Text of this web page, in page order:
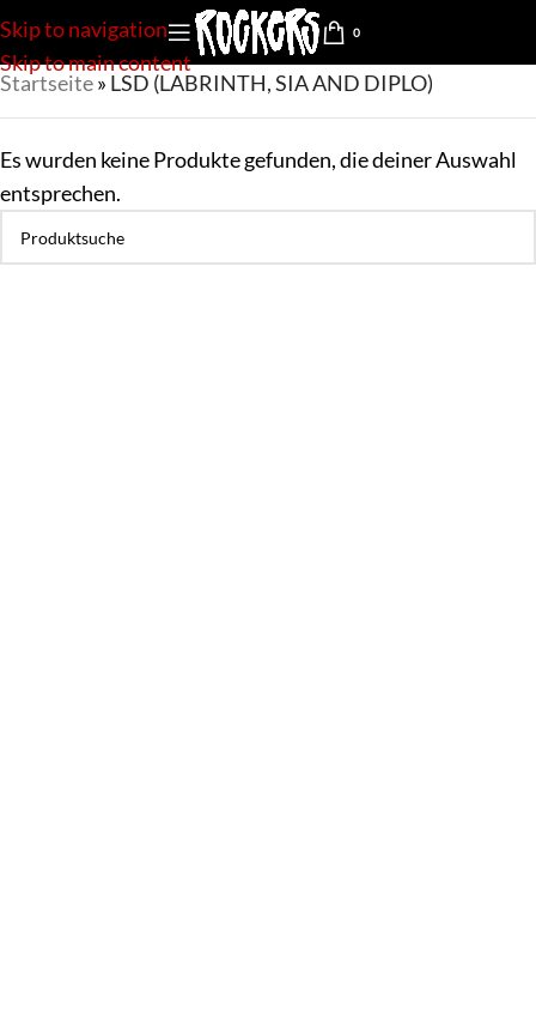
Skip to navigation
Skip to main content
0
Startseite» LSD (LABRINTH, SIA AND DIPLO)
Es wurden keine Produkte gefunden, die deiner Auswahl
entsprechen.